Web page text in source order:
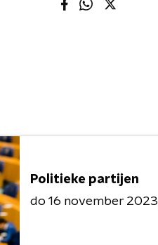
Politieke partijen
do 16 november 2023